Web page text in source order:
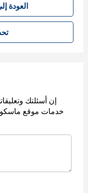
العودة
تحديث الصفحة
إن أسئلتك
خدمات موقع